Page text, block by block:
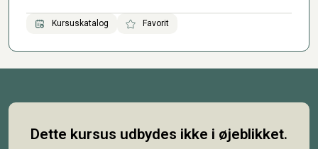
Kursuskatalog Favorit
Dette kursus udbydes ikke i øjeblikket.